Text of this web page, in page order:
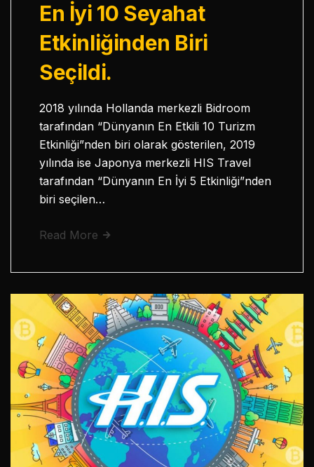
En İyi 10 Seyahat
Etkinliğinden Biri
Seçildi.
2018 yılında Hollanda merkezli Bidroom
tarafından “Dünyanın En Etkili 10 Turizm
Etkinliği”nden biri olarak gösterilen, 2019
yılında ise Japonya merkezli HIS Travel
tarafından “Dünyanın En İyi 5 Etkinliği”nden
biri seçilen…
Read More